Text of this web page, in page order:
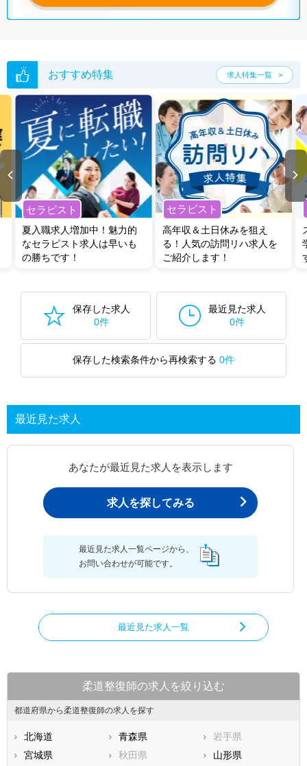
おすすめ特集 求人特集一覧
セラピスト
夏入職求人増加中！魅力的
なセラピスト求人は早いも
の勝ちです！
セラピスト
高年収＆土日休みを狙え
る！人気の訪問リハ求人を
ご紹介します！
保存した求人
0件
最近見た求人
0件
保存した検索条件から再検索する 0件
最近見た求人
あなたが最近見た求人を表示します
求人を探してみる
最近見た求人一覧ページから、
お問い合わせが可能です。
最近見た求人一覧
柔道整復師の求人を絞り込む
都道府県から柔道整復師の求人を探す
北海道 青森県
岩手県
宮城県
秋田県
山形県